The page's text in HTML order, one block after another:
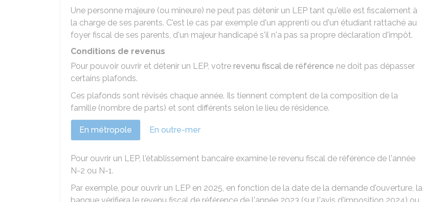
Une personne majeure (ou mineure) ne peut pas détenir un LEP tant qu'elle est fiscalement à
la charge de ses parents. C'est le cas par exemple d'un apprenti ou d'un étudiant rattaché au
foyer fiscal de ses parents, d'un majeur handicapé s'il n'a pas sa propre déclaration d'impôt.
Conditions de revenus
Pour pouvoir ouvrir et détenir un LEP, votre revenu fiscal de référence ne doit pas dépasser
certains plafonds.
Ces plafonds sont révisés chaque année. Ils tiennent comptent de la composition de la
famille (nombre de parts) et sont différents selon le lieu de résidence.
En métropole En outre-mer
Pour ouvrir un LEP, l'établissement bancaire examine le revenu fiscal de référence de l'année
N-2 ou N-1.
Par exemple, pour ouvrir un LEP en 2025, en fonction de la date de la demande d'ouverture, la